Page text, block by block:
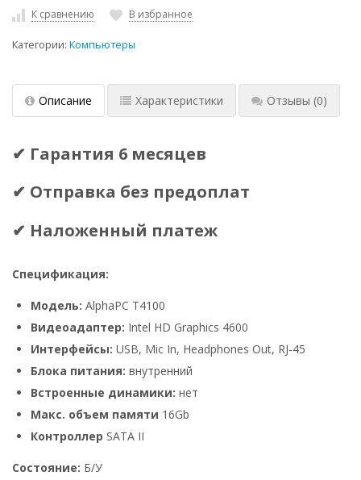
К сравнению В избранное
Категории: Компьютеры
Описание Характеристики Отзывы (0)
✔ Гарантия 6 месяцев
✔ Отправка без предоплат
✔ Наложенный платеж
Спецификация:
Модель: AlphaPC T4100
Видеоадаптер: Intel HD Graphics 4600
Интерфейсы: USB, Mic In, Headphones Out, RJ-45
Блока питания: внутренний
Встроенные динамики: нет
Макс. объем памяти 16Gb
Контроллер SATA II
Состояние: Б/У